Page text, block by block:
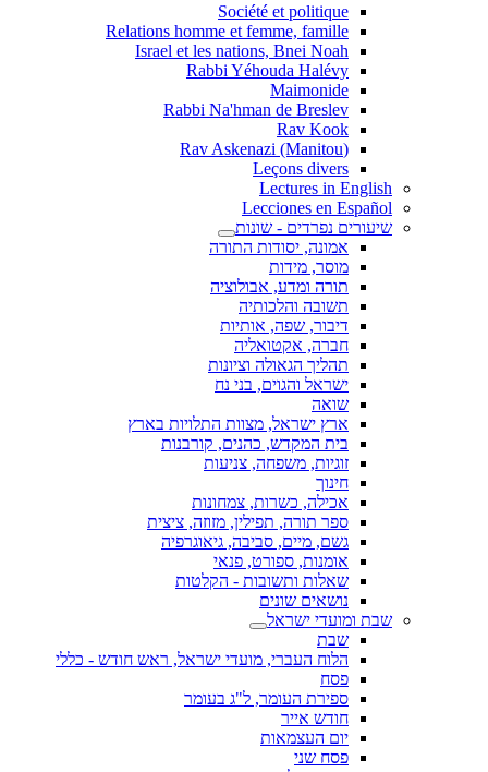
Société et politique
Relations homme et femme, famille
Israel et les nations, Bnei Noah
Rabbi Yéhouda Halévy
Maimonide
Rabbi Na'hman de Breslev
Rav Kook
(Rav Askenazi (Manitou
Leçons divers
Lectures in English
Lecciones en Español
שיעורים נפרדים - שונות
אמונה, יסודות התורה
מוסר, מידות
תורה ומדע, אבולוציה
תשובה והלכותיה
דיבור, שפה, אותיות
חברה, אקטואליה
תהליך הגאולה וציונות
ישראל והגוים, בני נח
שואה
ארץ ישראל, מצוות התלויות בארץ
בית המקדש, כהנים, קורבנות
זוגיות, משפחה, צניעות
חינוך
אכילה, כשרות, צמחונות
ספר תורה, תפילין, מזוזה, ציצית
גשם, מיים, סביבה, גיאוגרפיה
אומנות, ספורט, פנאי
שאלות ותשובות - הקלטות
נושאים שונים
שבת ומועדי ישראל
שבת
הלוח העברי, מועדי ישראל, ראש חודש - כללי
פסח
ספירת העומר, ל"ג בעומר
חודש אייר
יום העצמאות
פסח שני